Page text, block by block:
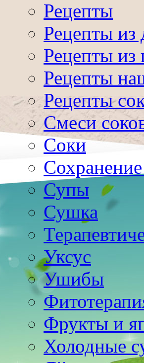
Рецепты
Рецепты из
Рецепты из
Рецепты
Рецепты
Смеси
Соки
Супы
Сушка
Уксус
Ушибы
Фрукты и
Холодные